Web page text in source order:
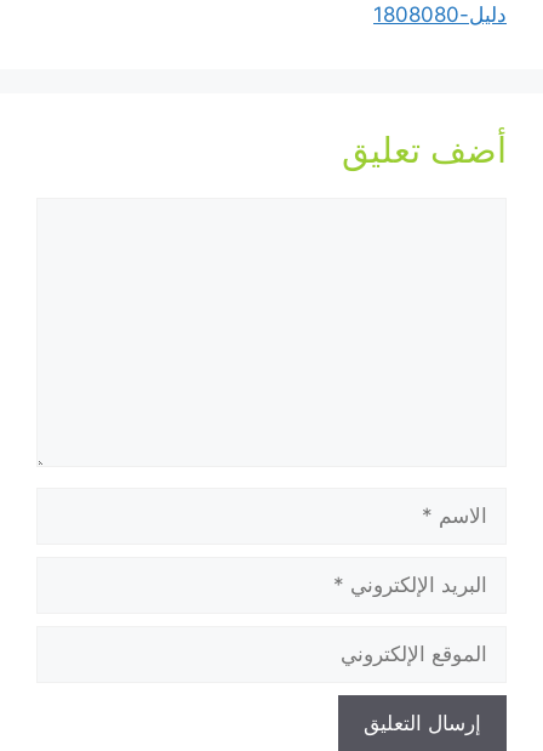
دليل-1808080
أضف تعليق
الإلكتروني
الإلكتروني